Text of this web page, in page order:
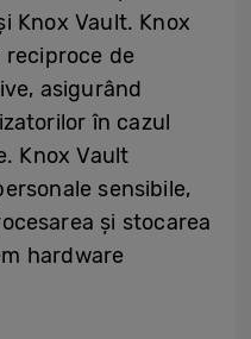
Knox Vault. Knox
de
asigurând
în cazul
Knox Vault
sensibile,
și stocarea
hardware